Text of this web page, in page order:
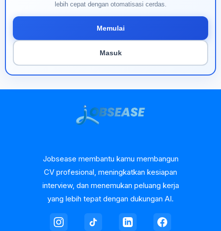
lebih cepat dengan otomatisasi cerdas.
Memulai
Masuk
Jobsease membantu kamu membangun
CV profesional, meningkatkan kesiapan
interview, dan menemukan peluang kerja
yang lebih tepat dengan dukungan AI.